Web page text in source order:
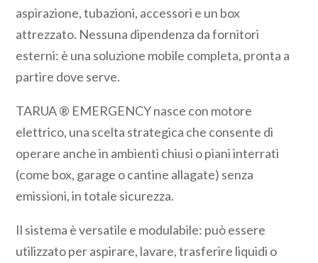
aspirazione, tubazioni, accessori e un box
attrezzato. Nessuna dipendenza da fornitori
esterni: è una soluzione mobile completa, pronta a
partire dove serve.
TARUA ® EMERGENCY nasce con motore
elettrico, una scelta strategica che consente di
operare anche in ambienti chiusi o piani interrati
(come box, garage o cantine allagate) senza
emissioni, in totale sicurezza.
Il sistema è versatile e modulabile: può essere
utilizzato per aspirare, lavare, trasferire liquidi o